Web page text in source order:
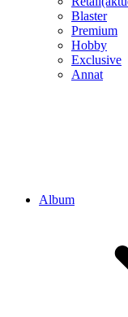
Blaster
Premium
Hobby
Exclusive
Annat
Album